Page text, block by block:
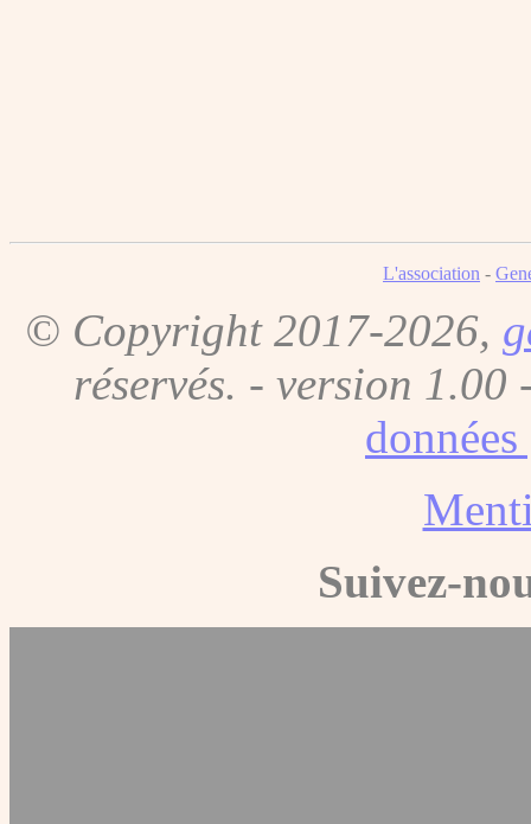
L'association -
© Copyright 2017-2026,
réservés. - version 1.00
Suivez-